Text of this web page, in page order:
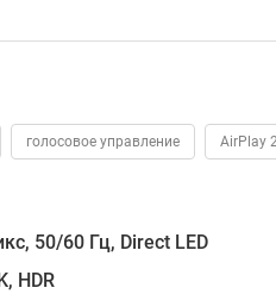
голосовое управление AirPlay
50/60 Гц, Direct LED
HDR